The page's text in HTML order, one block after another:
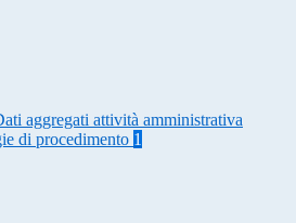
aggregati attività amministrativa
di procedimento 1